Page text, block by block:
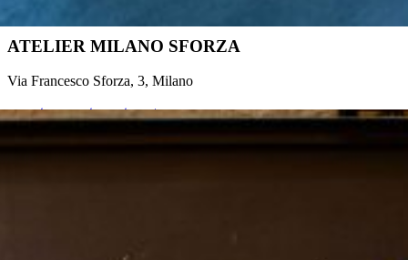
ATELIER MILANO SFORZA
Via Francesco Sforza, 3, Milano
prenota appuntamento